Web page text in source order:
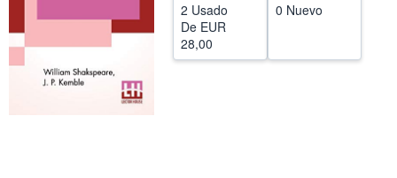
2 Usado
De EUR
28,00
0 Nuevo